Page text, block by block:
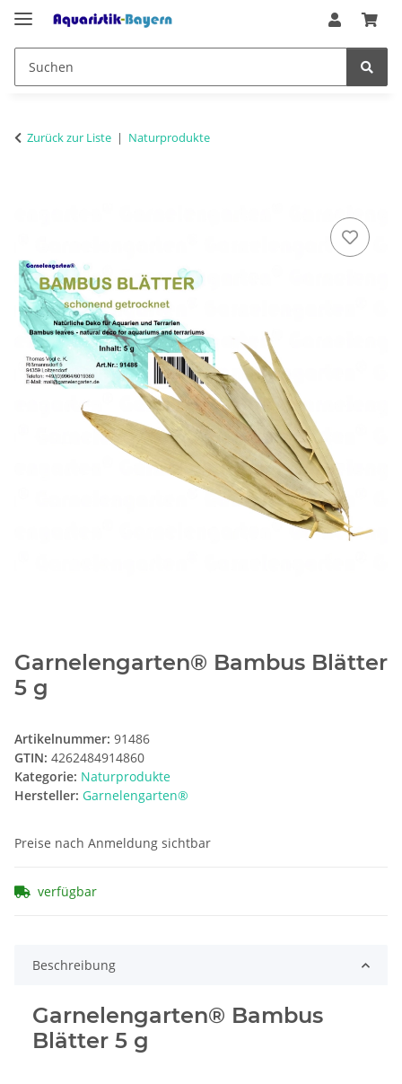
Zurück zur Liste Naturprodukte
Garnelengarten® Bambus Blätter
5 g
Artikelnummer: 91486
GTIN: 4262484914860
Kategorie: Naturprodukte
Hersteller: Garnelengarten®
Preise nach Anmeldung sichtbar
verfügbar
Beschreibung
Garnelengarten® Bambus
Blätter 5 g